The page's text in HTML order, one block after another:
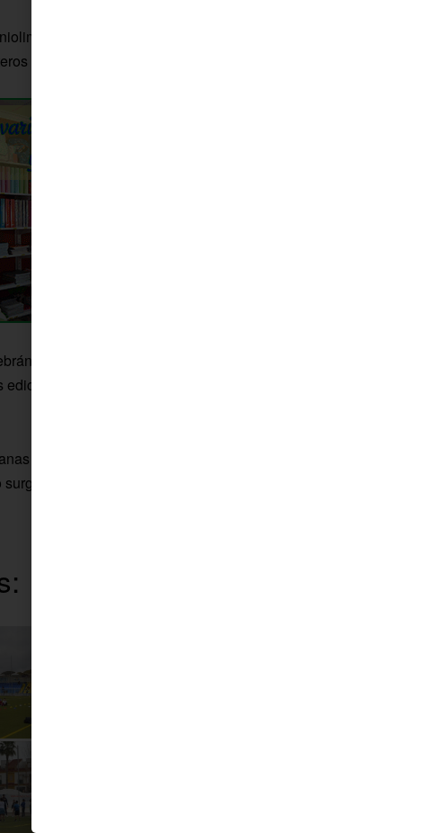
continúen para alumnado de Secundaria del IES
y Cañada del Rabadán.
durante cinco cursos para todo el alumnado de
con sede en Hornachuelos, estuvieran destinadas a
previas los colegios trabajan los valores olímpicos, el
las primeras olimpiadas y luego las más modernas, etc.